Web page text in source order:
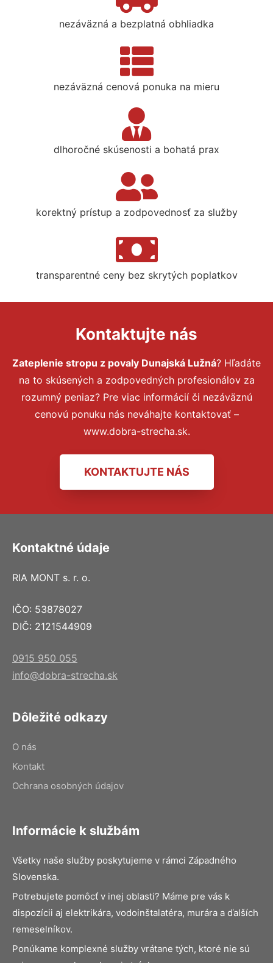
nezáväzná a bezplatná obhliadka
nezáväzná cenová ponuka na mieru
dlhoročné skúsenosti a bohatá prax
korektný prístup a zodpovednosť za služby
transparentné ceny bez skrytých poplatkov
Kontaktujte nás
Zateplenie stropu z povaly Dunajská Lužná? Hľadáte
na to skúsených a zodpovedných profesionálov za
rozumný peniaz? Pre viac informácií či nezáväznú
cenovú ponuku nás neváhajte kontaktovať –
www.dobra-strecha.sk.
KONTAKTUJTE NÁS
Kontaktné údaje
RIA MONT s. r. o.
IČO: 53878027
DIČ: 2121544909
0915 950 055
info@dobra-strecha.sk
Dôležité odkazy
O nás
Kontakt
Ochrana osobných údajov
Informácie k službám
Všetky naše služby poskytujeme v rámci Západného
Slovenska.
Potrebujete pomôcť v inej oblasti? Máme pre vás k
dispozícii aj elektrikára, vodoinštalatéra, murára a ďalších
remeselníkov.
Ponúkame komplexné služby vrátane tých, ktoré nie sú